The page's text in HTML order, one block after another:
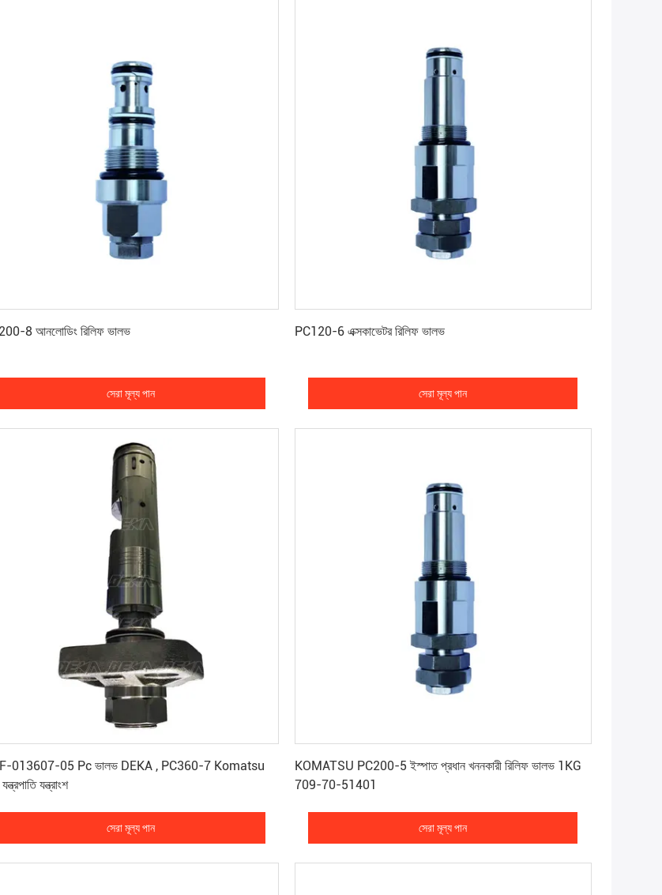
8 আনলোডিং রিলিফ ভালভ
সেরা মূল্য পান
PC120-6 এক্সকাভেটর রিলিফ ভালভ
সেরা মূল্য পান
013607-05 Pc ভালভ DEKA , PC360-7 Komatsu
যন্ত্রাংশ
সেরা মূল্য পান
KOMATSU PC200-5 ইস্পাত প্রধান খননকারী রিলিফ ভালভ 1KG
709-70-51401
সেরা মূল্য পান